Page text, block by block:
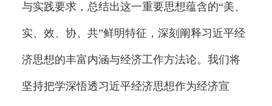
与实践要求，总结出这一重要思想蕴含的“美、
实、效、协、共”鲜明特征，深刻阐释习近平经
济思想的丰富内涵与经济工作方法论。我们将
坚持把学深悟透习近平经济思想作为经济宣